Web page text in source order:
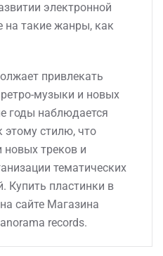
электронной
на такие жанры, как
привлекать
музыки и новых
годы наблюдается
этому стилю, что
новых треков и
тематических
Купить пластинки в
сайте Магазина
records.